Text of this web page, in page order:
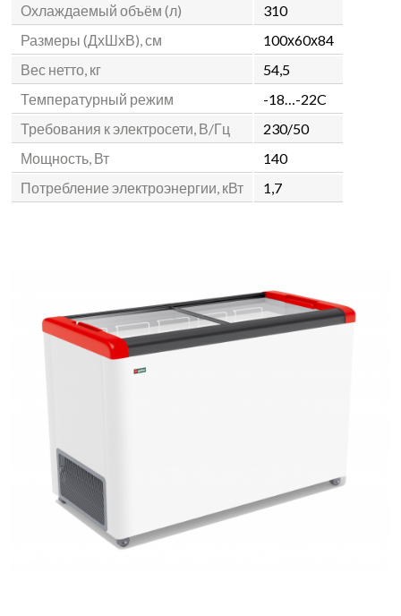
Охлаждаемый объём (л)
310
Размеры (ДхШхВ), см
100х60х84
Вес нетто, кг
54,5
Температурный режим
-18…-22C
Требования к электросети, В/Гц
230/50
Мощность, Вт
140
Потребление электроэнергии, кВт
1,7